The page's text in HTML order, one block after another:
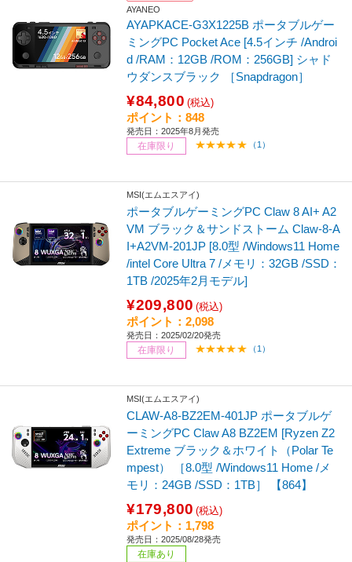
AYANEO
AYAPKACE-G3X1225B ポータブルゲー
ミングPC Pocket Ace [4.5インチ /Androi
d /RAM：12GB /ROM：256GB] シャド
ウダンスブラック ［Snapdragon］
¥84,800 (税込)
ポイント：848
発売日：2025年8月発売
在庫限り （1）
MSI(エムエスアイ)
ポータブルゲーミングPC Claw 8 AI+ A2
VM ブラック＆サンドストーム Claw-8-A
I+A2VM-201JP [8.0型 /Windows11 Home
/intel Core Ultra 7 /メモリ：32GB /SSD：
1TB /2025年2月モデル]
¥209,800 (税込)
ポイント：2,098
発売日：2025/02/20発売
在庫限り （1）
MSI(エムエスアイ)
CLAW-A8-BZ2EM-401JP ポータブルゲ
ーミングPC Claw A8 BZ2EM [Ryzen Z2
Extreme ブラック＆ホワイト（Polar Te
mpest） ［8.0型 /Windows11 Home /メ
モリ：24GB /SSD：1TB］ 【864】
¥179,800 (税込)
ポイント：1,798
発売日：2025/08/28発売
在庫あり